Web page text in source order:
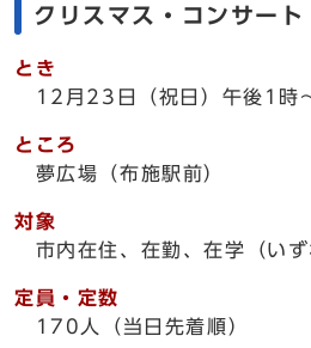
クリスマス・コンサート
とき
12月23日（祝日）午後1時
ところ
夢広場（布施駅前）
対象
市内在住、在勤、在学（いず
定員・定数
170人（当日先着順）